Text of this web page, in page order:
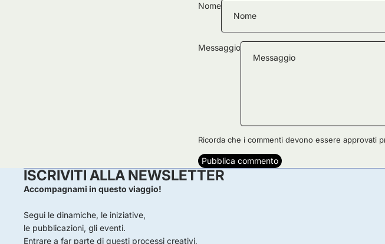
Nome
Messaggio
Ricorda che i commenti devono essere approvati
Pubblica commento
ISCRIVITI ALLA NEWSLETTER
Accompagnami in questo viaggio!
Segui le dinamiche, le iniziative,
le pubblicazioni, gli eventi.
Entrare a far parte di questi processi creativi,
Recapiti
Informativa sui rimborsi
Informativa sulla privacy